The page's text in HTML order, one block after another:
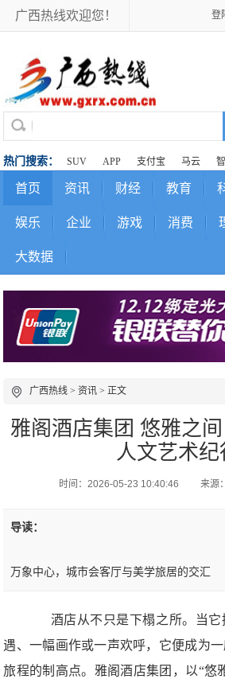
广西热线欢迎您！ 登
热门搜索： SUV APP 支付宝 马云
首页 资讯 财经 教育
娱乐 企业 游戏 消费
大数据
广西热线 >资讯 > 正文
雅阁酒店集团 悠雅之
人文艺术纪
时间：2026-05-23 10:40:46 来源：
导读：
万象中心，城市会客厅与美学旅居的交汇
酒店从不只是下榻之所。当它
遇、一幅画作或一声欢呼，它便成为
旅程的制高点。雅阁酒店集团，以“悠